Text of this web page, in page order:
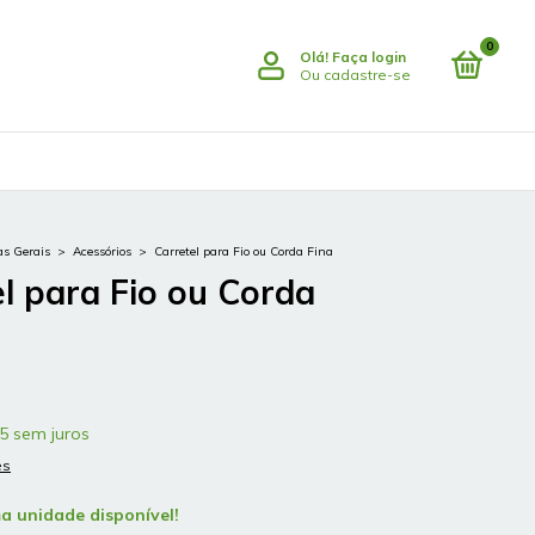
Olá! Faça login
Ou cadastre-se
0
Gerais > Acessórios > Carretel para Fio ou Corda Fina
para Fio ou Corda
sem juros
unidade disponível!